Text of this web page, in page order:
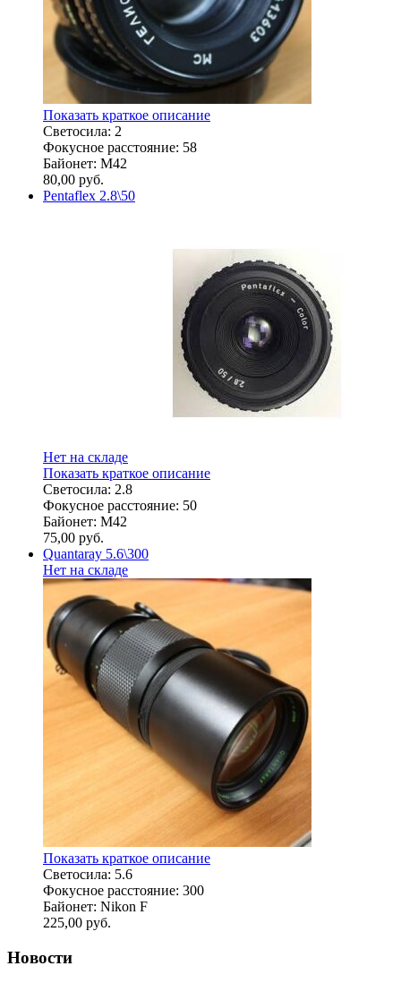
Показать краткое описание
Светосила: 2
Фокусное расстояние: 58
Байонет: M42
80,00 руб.
Pentaflex 2.8\50
Нет на складе
Показать краткое описание
Светосила: 2.8
Фокусное расстояние: 50
Байонет: M42
75,00 руб.
Quantaray 5.6\300
Нет на складе
Показать краткое описание
Светосила: 5.6
Фокусное расстояние: 300
Байонет: Nikon F
225,00 руб.
Новости